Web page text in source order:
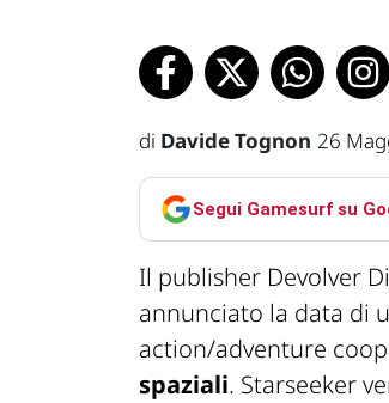
di Davide Tognon 26
Segui Gamesurf su
Il publisher Devolver
annunciato la data di
action/adventure
spaziali. Starseeker